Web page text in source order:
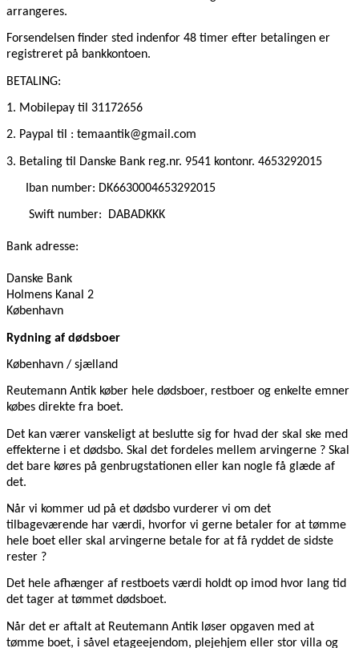
arrangeres.
Forsendelsen finder sted indenfor 48 timer efter betalingen er
registreret på bankkontoen.
BETALING:
1. Mobilepay til 31172656
2. Paypal til : temaantik@gmail.com
3. Betaling til Danske Bank reg.nr. 9541 kontonr. 4653292015
Iban number: DK6630004653292015
Swift number: DABADKKK
Bank adresse:
Danske Bank
Holmens Kanal 2
København
Rydning af dødsboer
København / sjælland
Reutemann Antik køber hele dødsboer, restboer og enkelte emner
købes direkte fra boet.
Det kan værer vanskeligt at beslutte sig for hvad der skal ske med
effekterne i et dødsbo. Skal det fordeles mellem arvingerne ? Skal
det bare køres på genbrugstationen eller kan nogle få glæde af
det.
Når vi kommer ud på et dødsbo vurderer vi om det
tilbageværende har værdi, hvorfor vi gerne betaler for at tømme
hele boet eller skal arvingerne betale for at få ryddet de sidste
rester ?
Det hele afhænger af restboets værdi holdt op imod hvor lang tid
det tager at tømmet dødsboet.
Når det er aftalt at Reutemann Antik løser opgaven med at
tømme boet, i såvel etageejendom, plejehjem eller stor villa og